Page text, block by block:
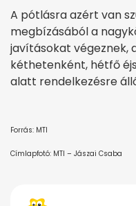
A pótlásra azért van
megbízásából a
javításokat végeznek,
kéthetenként, hétfő
alatt rendelkezésre
Forrás: MTI
Címlapfotó: MTI – Jászai Csaba